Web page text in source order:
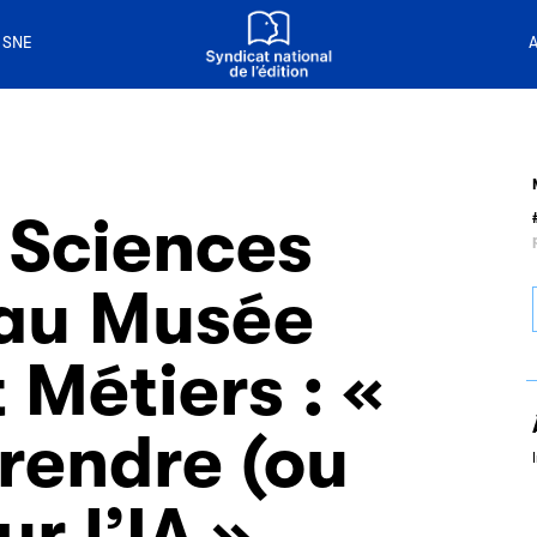
Musée
Métiers : «
(ou